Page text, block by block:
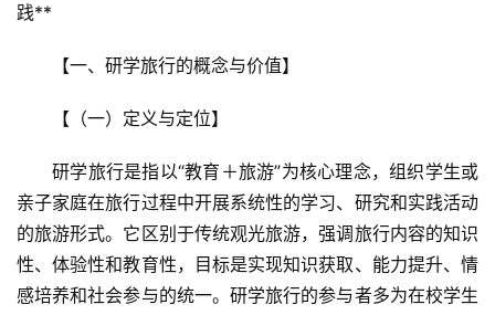
践**
【一、研学旅行的概念与价值】
【（一）定义与定位】
研学旅行是指以“教育＋旅游”为核心理念，组织学生或
亲子家庭在旅行过程中开展系统性的学习、研究和实践活动
的旅游形式。它区别于传统观光旅游，强调旅行内容的知识
性、体验性和教育性，目标是实现知识获取、能力提升、情
感培养和社会参与的统一。研学旅行的参与者多为在校学生